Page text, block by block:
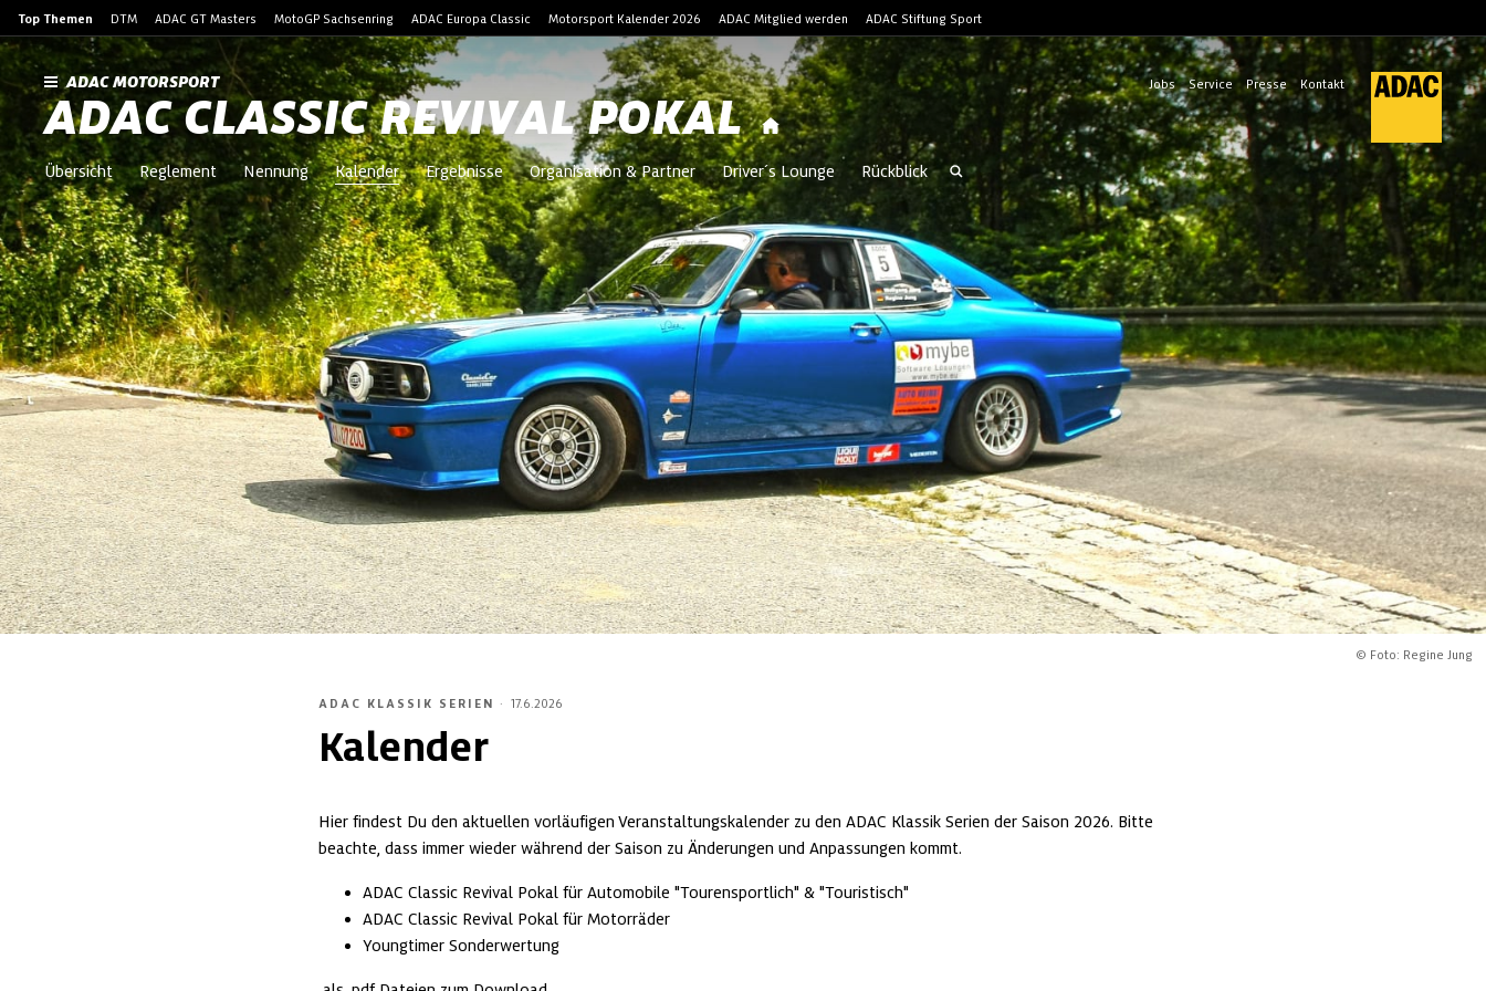
Top Themen DTM ADAC GT Masters MotoGP Sachsenring ADAC Europa Classic Motorsport Kalender 2026 ADAC Mitglied werden ADAC Stiftung Sport
ADAC MOTORSPORT
ADAC CLASSIC REVIVAL POKAL
Jobs Service Presse Kontakt
Übersicht Reglement Nennung Kalender Ergebnisse Organisation & Partner Driver´s Lounge Rückblick
© Foto: Regine Jung
ADAC KLASSIK SERIEN · 17.6.2026
Kalender
Hier findest Du den aktuellen vorläufigen Veranstaltungskalender zu den ADAC Klassik Serien der Saison 2026. Bitte
beachte, dass immer wieder während der Saison zu Änderungen und Anpassungen kommt.
ADAC Classic Revival Pokal für Automobile "Tourensportlich" & "Touristisch"
ADAC Classic Revival Pokal für Motorräder
Youngtimer Sonderwertung